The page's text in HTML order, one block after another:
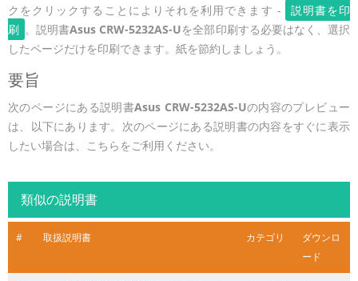
クをクリックすることによりそれを利用できます -
説明書を印
刷 。説明書Asus CRW-5232AS-Uを全部印刷する必要はなく、選択
したページだけを印刷できます。紙を節約しましょう。
要旨
次のページにある説明書Asus CRW-5232AS-Uの内容のプレビュー
は、以下にあります。次のページにある説明書の内容をすぐに表示
したい場合は、こちらをご利用ください。
類似の説明書
# 取扱説明書 カテゴリ
ダウンロ
ード